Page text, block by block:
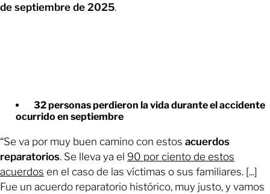
de septiembre de 2025.
32 personas perdieron la vida durante el accidente
ocurrido en septiembre
“Se va por muy buen camino con estos acuerdos
reparatorios. Se lleva ya el 90 por ciento de estos
acuerdos en el caso de las víctimas o sus familiares. [...]
Fue un acuerdo reparatorio histórico, muy justo, y vamos